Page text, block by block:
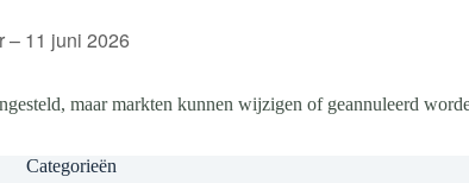
– 11 juni 2026
maar markten kunnen wijzigen of geannuleerd
Categorieën